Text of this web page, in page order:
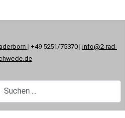
| +49 5251/75370 | info@2-rad-